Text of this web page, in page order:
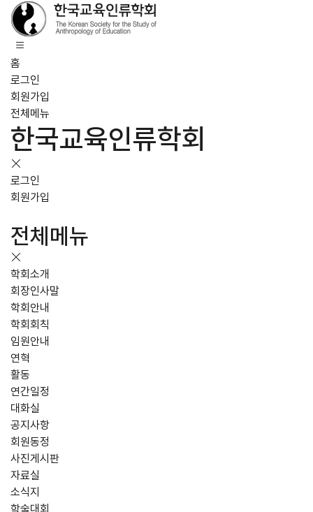
홈
로그인
회원가입
전체메뉴
한국교육인류학회
로그인
회원가입
전체메뉴
학회소개
회장인사말
학회안내
학회회칙
임원안내
연혁
활동
연간일정
대화실
공지사항
회원동정
사진게시판
자료실
소식지
학술대회